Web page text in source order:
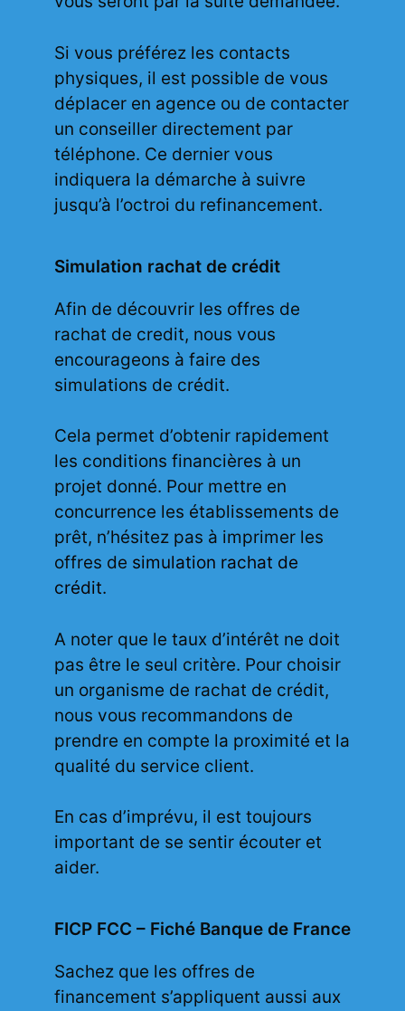
Si vous préférez les contacts
physiques, il est possible de vous
déplacer en agence ou de contacter
un conseiller directement par
téléphone. Ce dernier vous
indiquera la démarche à suivre
jusqu’à l’octroi du refinancement.
Simulation rachat de crédit
Afin de découvrir les offres de
rachat de credit, nous vous
encourageons à faire des
simulations de crédit.
Cela permet d’obtenir rapidement
les conditions financières à un
projet donné. Pour mettre en
concurrence les établissements de
prêt, n’hésitez pas à imprimer les
offres de simulation rachat de
crédit.
A noter que le taux d’intérêt ne doit
pas être le seul critère. Pour choisir
un organisme de rachat de crédit,
nous vous recommandons de
prendre en compte la proximité et la
qualité du service client.
En cas d’imprévu, il est toujours
important de se sentir écouter et
aider.
FICP FCC – Fiché Banque de France
Sachez que les offres de
financement s’appliquent aussi aux